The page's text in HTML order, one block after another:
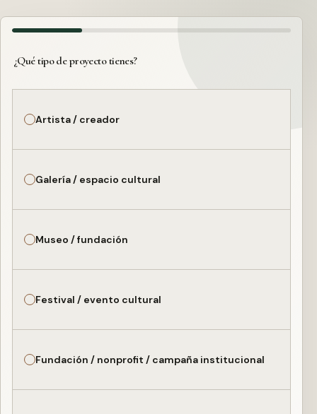
¿Qué tipo de proyecto tienes?
Artista / creador
Galería / espacio cultural
Museo / fundación
Festival / evento cultural
Fundación / nonprofit / campaña institucional